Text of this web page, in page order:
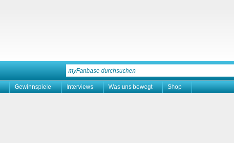
Gewinnspiele Interviews Was uns bewegt Shop